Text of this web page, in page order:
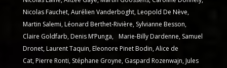
Nicolas Fauchet, Aurélien Vanderboght, Leopold De Nève,
Martin Salemi, Léonard Berthet-Rivière, Sylvianne Besson,
Claire Goldfarb, Denis M’Punga, Marie-Billy Dardenne, Samuel
Dronet, Laurent Taquin, Eleonore Pinet Bodin, Alice de
Cat, Pierre Ronti, Stéphane Groyne, Gaspard Rozenwajn, Jules